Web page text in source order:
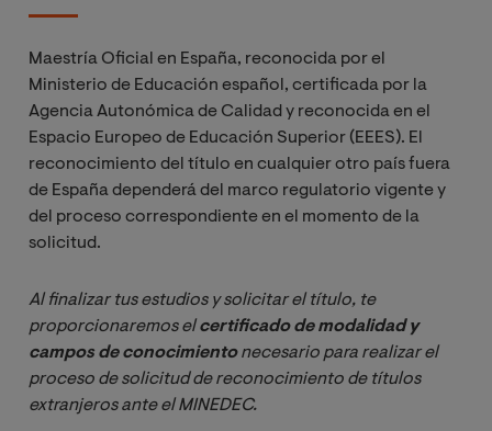
Maestría Oficial en España, reconocida por el
Ministerio de Educación español, certificada por la
Agencia Autonómica de Calidad y reconocida en el
Espacio Europeo de Educación Superior (EEES). El
reconocimiento del título en cualquier otro país fuera
de España dependerá del marco regulatorio vigente y
del proceso correspondiente en el momento de la
solicitud.
Al finalizar tus estudios y solicitar el título, te
proporcionaremos el certificado de modalidad y
campos de conocimiento necesario para realizar el
proceso de solicitud de reconocimiento de títulos
extranjeros ante el MINEDEC.